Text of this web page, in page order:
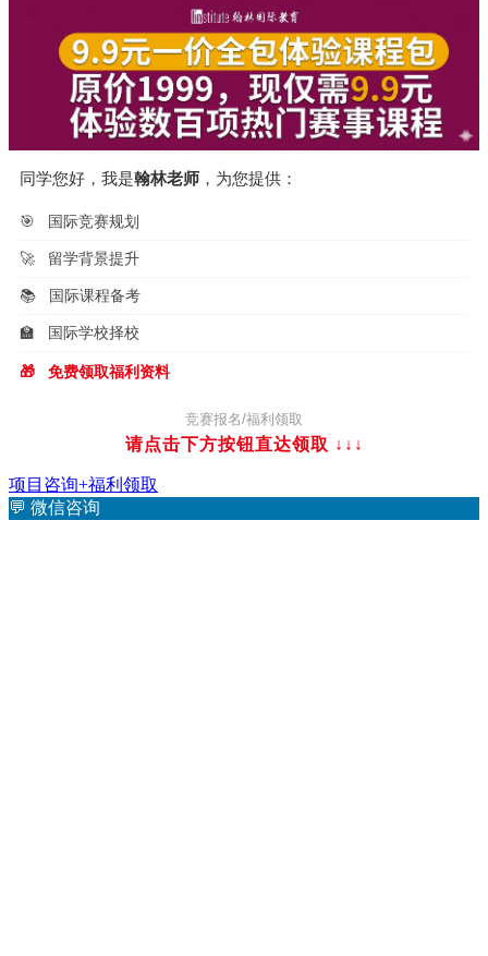
同学您好，我是翰林老师 ，为您提供：
🎯 国际竞赛规划
🚀 留学背景提升
📚 国际课程备考
🏫 国际学校择校
🎁 免费领取福利资料
竞赛报名/福利领取
请点击下方按钮直达领取 ↓↓↓
项目咨询+福利领取
💬 微信咨询